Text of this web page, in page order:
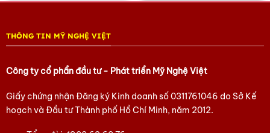
cuốn biên (may viền) bằng tay. Từng đường kim, mũi chỉ
sang trọng cho sản phẩm.
Chính sự tỉ mỉ trong từng công đoạn này đã tạo nên chất
lượng cao, khác biệt cho chiếc khăn, làm hài lòng cả những
THÔNG TIN MỸ NGHỆ VIỆT
Công ty cổ phẩn đầu tư - Phát triển Mỹ Nghệ Việt
Giấy chứng nhận Đăng ký Kinh doanh số0311761046 do Sở Kế
hoạch và Đầu tư Thành phố Hồ Chí Minh, năm 2012.